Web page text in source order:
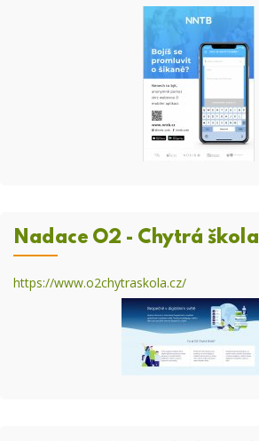
Nadace O2 - Chytrá škola
https://www.o2chytraskola.cz/